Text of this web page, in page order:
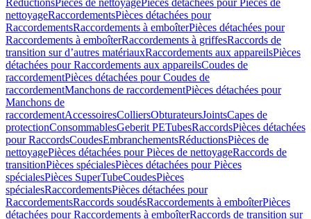
RéductionsPièces de nettoyagePièces détachées pour Pièces de
nettoyageRaccordementsPièces détachées pour
RaccordementsRaccordements à emboîterPièces détachées pour
Raccordements à emboîterRaccordements à griffesRaccords de
transition sur d’autres matériauxRaccordements aux appareilsPièces
détachées pour Raccordements aux appareilsCoudes de
raccordementPièces détachées pour Coudes de
raccordementManchons de raccordementPièces détachées pour
Manchons de
raccordementAccessoiresColliersObturateursJointsCapes de
protectionConsommablesGeberit PETubesRaccordsPièces détachées
pour RaccordsCoudesEmbranchementsRéductionsPièces de
nettoyagePièces détachées pour Pièces de nettoyageRaccords de
transitionPièces spécialesPièces détachées pour Pièces
spécialesPièces SuperTubeCoudesPièces
spécialesRaccordementsPièces détachées pour
RaccordementsRaccords soudésRaccordements à emboîterPièces
détachées pour Raccordements à emboîterRaccords de transition sur